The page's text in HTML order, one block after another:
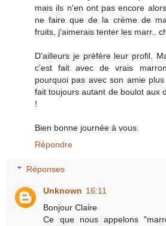
mais ils n'en ont pas encore
ne faire que de la crème de
fruits, j'aimerais tenter les marr..
D'ailleurs je préfère leur profil.
c'est fait avec de vrais
pourquoi pas avec son amie
fait toujours autant de boulot aux
!
Bien bonne journée à vous.
Répondre
Réponses
Unknown 16:11
Bonjour Claire
Ce que nous appelons